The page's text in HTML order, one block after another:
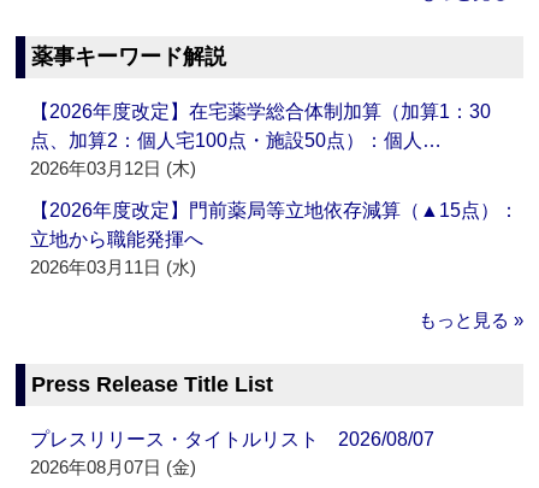
薬事キーワード解説
【2026年度改定】在宅薬学総合体制加算（加算1：30
点、加算2：個人宅100点・施設50点）：個人…
2026年03月12日 (木)
【2026年度改定】門前薬局等立地依存減算（▲15点）：
立地から職能発揮へ
2026年03月11日 (水)
もっと見る »
Press Release Title List
プレスリリース・タイトルリスト 2026/08/07
2026年08月07日 (金)